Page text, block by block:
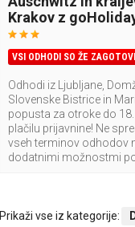
Krakov z
VSI ODHODI SO ŽE
Odhodi iz Ljubljane,
Slovenske Bistrice in
popusta za otroke do 18.
plačilu prijavnine! Ne
vseh terminov odhodov
dodatnimi možnostmi
Prikaži vse iz kategorije: